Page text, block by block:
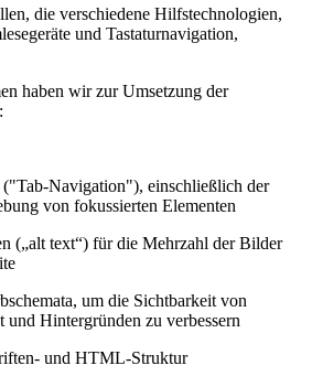
die verschiedene Hilfstechnologien,
und Tastaturnavigation,
haben wir zur Umsetzung der
("Tab-Navigation"), einschließlich der
von fokussierten Elementen
(„alt text“) für die Mehrzahl der Bilder
um die Sichtbarkeit von
und Hintergründen zu verbessern
und HTML-Struktur